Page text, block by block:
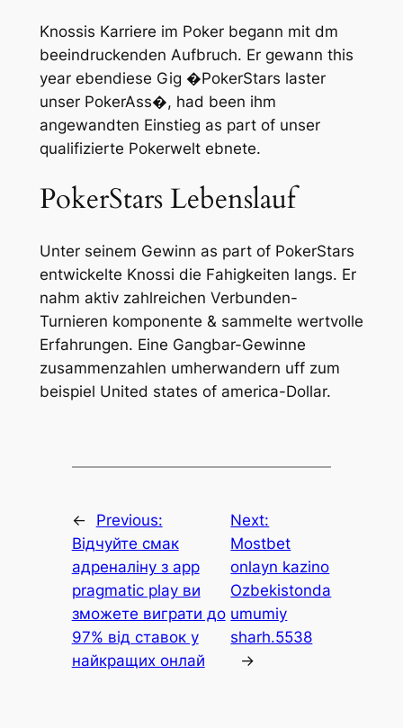
Knossis Karriere im Poker begann mit dm
beeindruckenden Aufbruch. Er gewann this
year ebendiese Gig �PokerStars laster
unser PokerAss�, had been ihm
angewandten Einstieg as part of unser
qualifizierte Pokerwelt ebnete.
PokerStars Lebenslauf
Unter seinem Gewinn as part of PokerStars
entwickelte Knossi die Fahigkeiten langs. Er
nahm aktiv zahlreichen Verbunden-
Turnieren komponente & sammelte wertvolle
Erfahrungen. Eine Gangbar-Gewinne
zusammenzahlen umherwandern uff zum
beispiel United states of america-Dollar.
←
Previous:
Відчуйте смак
адреналіну з app
pragmatic play ви
зможете виграти до
97% від ставок у
найкращих онлай
Next:
Mostbet
onlayn kazino
Ozbekistonda
umumiy
sharh.5538
→